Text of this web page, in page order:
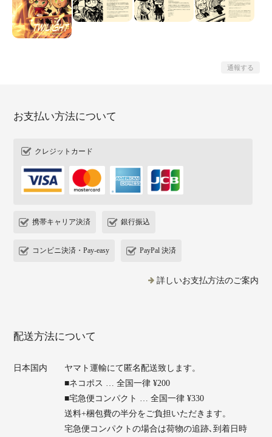
通報する
お支払い方法について
クレジットカード
携帯キャリア決済 銀行振込
コンビニ決済・Pay-easy PayPal 決済
詳しいお支払方法のご案内
配送方法について
日本国内
ヤマト運輸にて匿名配送致します。
■ネコポス … 全国一律 ¥200
■宅急便コンパクト … 全国一律 ¥330
送料+梱包費の半分をご負担いただきます。
宅急便コンパクトの場合は荷物の追跡､到着日時